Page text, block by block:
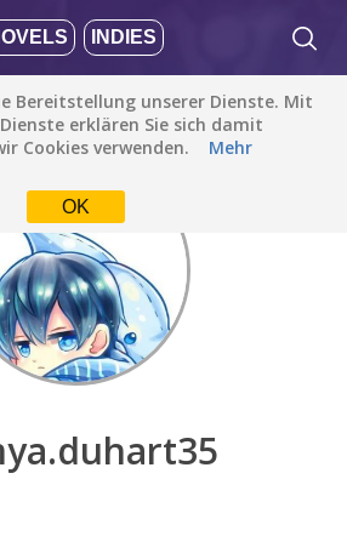
INDIES
Bereitstellung unserer Dienste. Mit
erklären Sie sich damit
Cookies verwenden.
Mehr
OK